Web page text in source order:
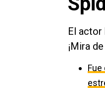
El actor
¡Mira
Fue